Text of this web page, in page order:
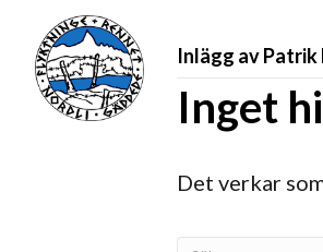
Inlägg av Patrik
Inget
Det verkar